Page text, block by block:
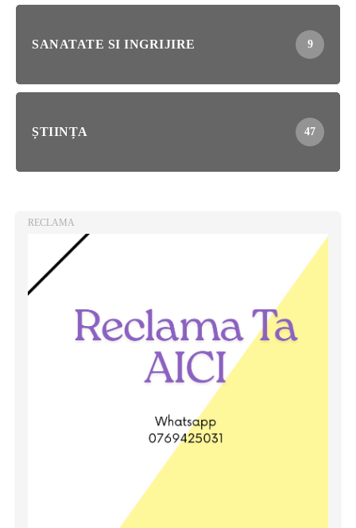
SANATATE SI INGRIJIRE 9
ȘTIINȚA 47
RECLAMA